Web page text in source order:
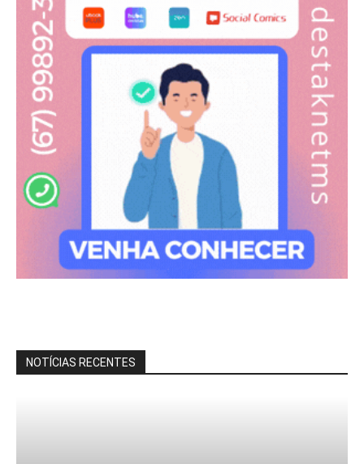
NOTÍCIAS RECENTES